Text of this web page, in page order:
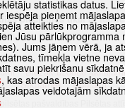
pieejamas tikai ar
Biežāk uzdotie jautājumi
Sīkdatnes
Kontakti
pašvaldības Pilsētas
statistikas datus.
iespēja pieņemt
atteikties no
Jūsu pārlūkprogramma
Jums jāņem vērā, ja
tīmekļa vietne
savu piekrišanu
, kas atrodas mājaslapas
veidotajām